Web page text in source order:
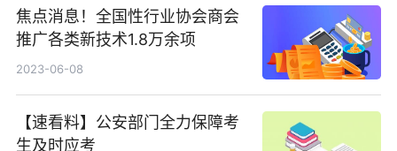
焦点消息！全国性行业协会商会
推广各类新技术1.8万余项
2023-06-08
【速看料】公安部门全力保障考
生及时应考